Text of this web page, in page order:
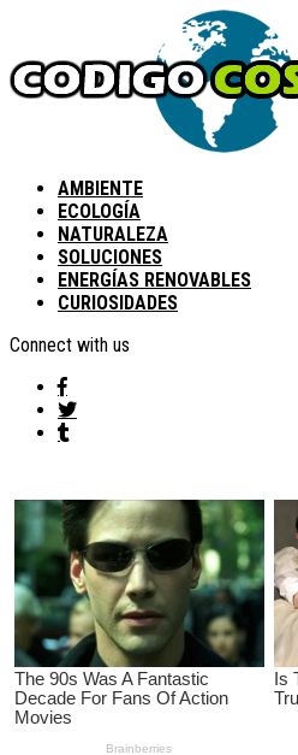
AMBIENTE
ECOLOGÍA
NATURALEZA
SOLUCIONES
ENERGÍAS RENOVABLES
CURIOSIDADES
Connect with us